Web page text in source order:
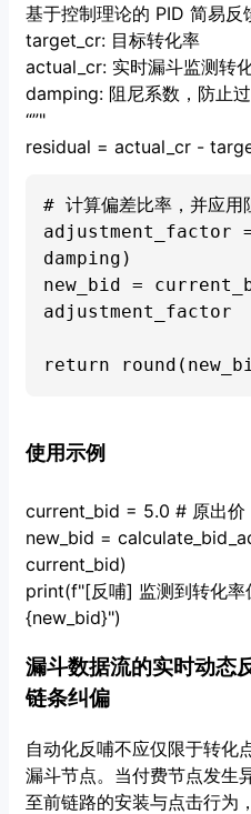
基于控制理论的 PID 简易反
target_cr: 目标转化率
actual_cr: 实时漏斗监测转
damping: 阻尼系数，防止
“”"
residual = actual_cr -
# 计算偏差比率，并应用
damping)
new_bid =
adjustment_factor
使用示例
current_bid = 5.0 # 原出价
new_bid =
current_bid)
print(f"[反哺] 监测到转化率
{new_bid}")
漏斗数据流的实时动态
链条纠偏
自动化反哺不应仅限于转化
漏斗节点。当付费节点发生
至前链路的安装与点击行为